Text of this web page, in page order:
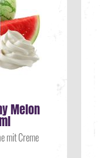
Melon
mit Creme